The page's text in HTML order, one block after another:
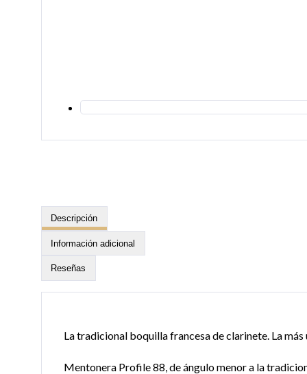
Descripción
Información adicional
Reseñas
La tradicional boquilla francesa de clarinete. La
Mentonera Profile 88, de ángulo menor a la